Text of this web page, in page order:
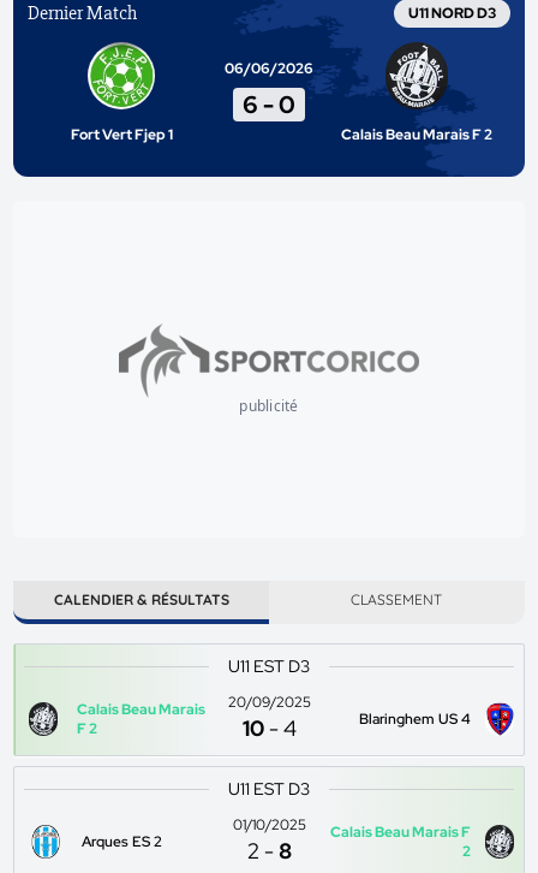
Dernier Match U11 NORD D3
Fort Vert Fjep 1
06/06/2026
6-0
Calais Beau Marais F 2
publicité
CALENDIER & RÉSULTATS CLASSEMENT
U11 EST D3
Calais Beau Marais
F 2
20/09/2025
10 -4 Blaringhem US 4
U11 EST D3
Arques ES 2
01/10/2025
2 -8
Calais Beau Marais F
2